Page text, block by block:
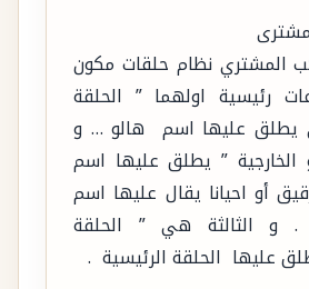
المشتري نظام حلقات مكون
رئيسية اولهما ” الحلقة
يطلق عليها اسم هالو … و
الخارجية ” يطلق عليها اسم
أو احيانا يقال عليها اسم
و الثالثة هي ” الحلقة
عليها الحلقة الرئيسية .